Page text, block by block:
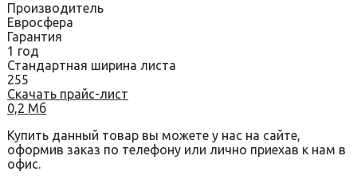
Производитель
Евросфера
Гарантия
1 год
Стандартная ширина листа
255
Скачать прайс-лист
0,2 Мб
Купить данный товар вы можете у нас на сайте,
оформив заказ по телефону или лично приехав к нам в
офис.